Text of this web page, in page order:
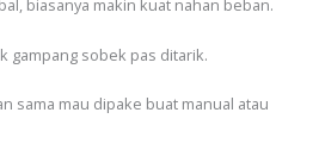
biasanya makin kuat nahan beban.
gampang sobek pas ditarik.
sama mau dipake buat manual atau